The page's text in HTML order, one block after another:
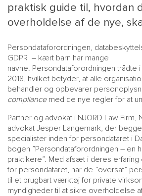
praktisk guide til, hvordan
overholdelse af de nye,
Persondataforordningen,
GDPR – kært barn har mange
navne. Persondataforordningen trådte
2018, hvilket betyder, at alle
behandler og opbevarer
compliancemed de nye regler for at
Partner og advokat i NJORD Law Firm,
advokat Jesper Langemark, der
specialister inden for persondataret i
bogen ”Persondataforordningen – en
praktikere”. Med afsæt i deres
for persondataret, har de ”oversat”
til et brugbart værktøj for private
myndigheder til at sikre overholdelse